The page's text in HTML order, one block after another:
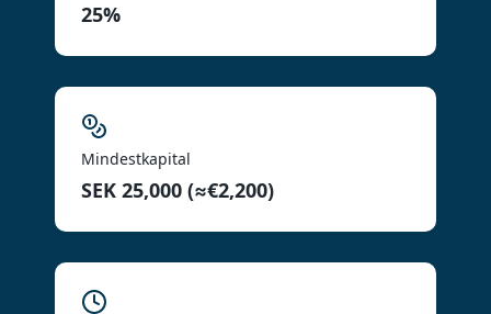
25%
Mindestkapital
SEK 25,000 (≈€2,200)